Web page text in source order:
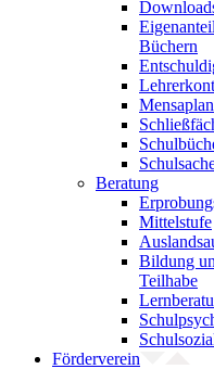
Büchern
Mensaplan
Beratung
Mittelstufe
Bildung
Teilhabe
Förderverein